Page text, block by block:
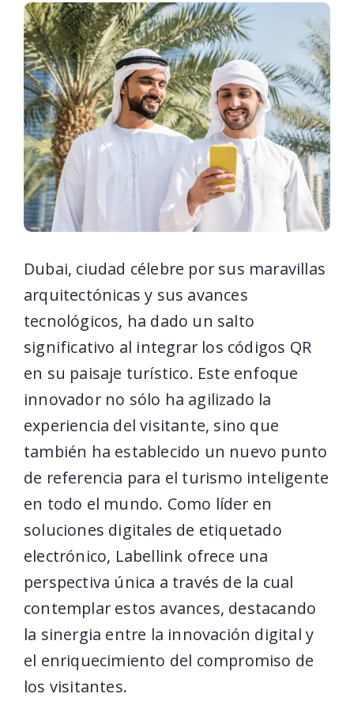
Dubai, ciudad célebre por sus maravillas
arquitectónicas y sus avances
tecnológicos, ha dado un salto
significativo al integrar los códigos QR
en su paisaje turístico. Este enfoque
innovador no sólo ha agilizado la
experiencia del visitante, sino que
también ha establecido un nuevo punto
de referencia para el turismo inteligente
en todo el mundo. Como líder en
soluciones digitales de etiquetado
electrónico, Labellink ofrece una
perspectiva única a través de la cual
contemplar estos avances, destacando
la sinergia entre la innovación digital y
el enriquecimiento del compromiso de
los visitantes.